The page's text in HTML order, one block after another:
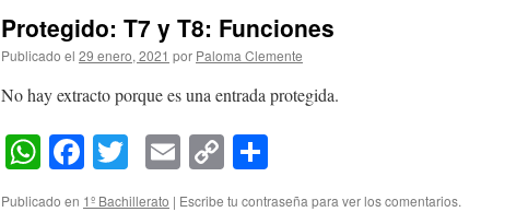
Protegido: T7 y T8: Funciones
Publicado el 29 enero, 2021 por Paloma Clemente
No hay extracto porque es una entrada protegida.
WhatsApp
Facebook
TwitterEmail
Copy
Link
Publicado en 1º Bachillerato | Escribe tu contraseña para ver los comentarios.